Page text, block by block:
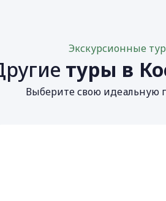
Экскурсионные
туры в
Выберите свою идеальную